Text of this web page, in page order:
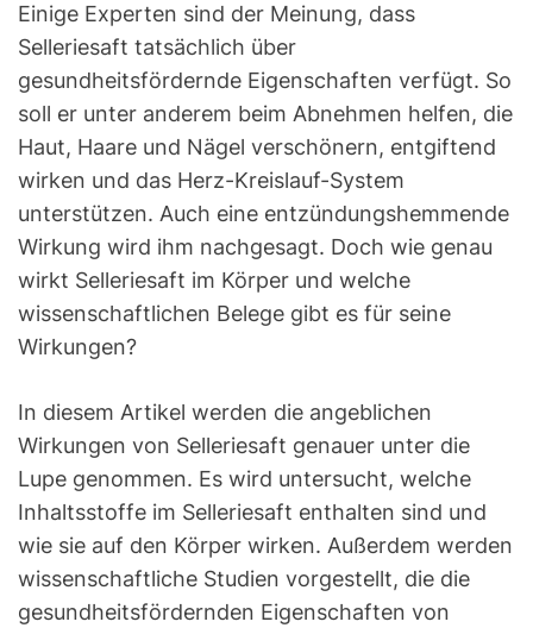
Einige Experten sind der Meinung, dass
Selleriesaft tatsächlich über
gesundheitsfördernde Eigenschaften verfügt. So
soll er unter anderem beim Abnehmen helfen, die
Haut, Haare und Nägel verschönern, entgiftend
wirken und das Herz-Kreislauf-System
unterstützen. Auch eine entzündungshemmende
Wirkung wird ihm nachgesagt. Doch wie genau
wirkt Selleriesaft im Körper und welche
wissenschaftlichen Belege gibt es für seine
Wirkungen?
In diesem Artikel werden die angeblichen
Wirkungen von Selleriesaft genauer unter die
Lupe genommen. Es wird untersucht, welche
Inhaltsstoffe im Selleriesaft enthalten sind und
wie sie auf den Körper wirken. Außerdem werden
wissenschaftliche Studien vorgestellt, die die
gesundheitsfördernden Eigenschaften von